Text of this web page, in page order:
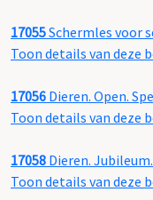
17055Schermles voor
Toon details van deze
17056 Dieren. Open.
Toon details van deze
17058 Dieren.
Toon details van deze